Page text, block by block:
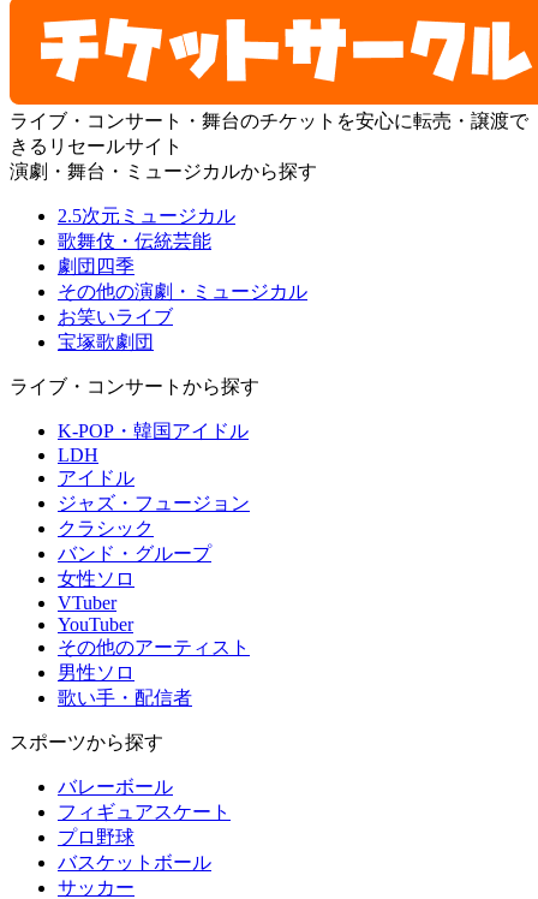
ライブ・コンサート・舞台のチケットを安心に転売・譲渡で
きるリセールサイト
演劇・舞台・ミュージカルから探す
2.5次元ミュージカル
歌舞伎・伝統芸能
劇団四季
その他の演劇・ミュージカル
お笑いライブ
宝塚歌劇団
ライブ・コンサートから探す
K-POP・韓国アイドル
LDH
アイドル
ジャズ・フュージョン
クラシック
バンド・グループ
女性ソロ
VTuber
YouTuber
その他のアーティスト
男性ソロ
歌い手・配信者
スポーツから探す
バレーボール
フィギュアスケート
プロ野球
バスケットボール
サッカー